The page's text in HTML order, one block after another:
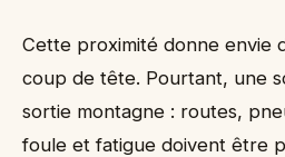
Cette proximité donne envie
coup de tête. Pourtant, une
sortie montagne : routes,
foule et fatigue doivent être